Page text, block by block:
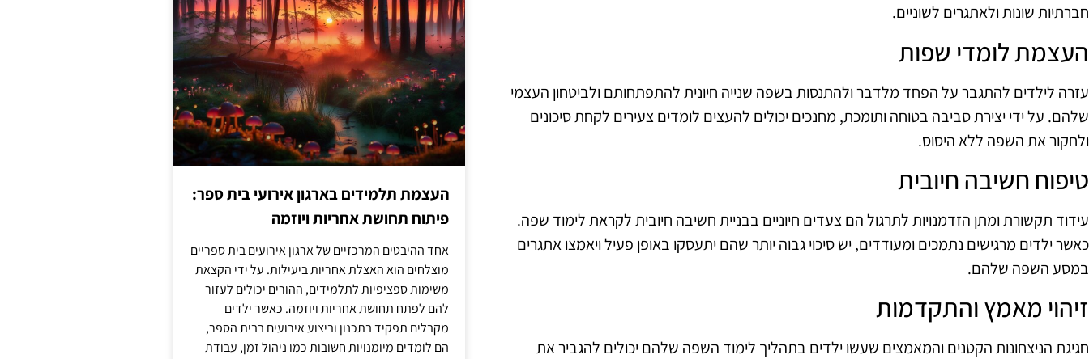
חברתיות שונות ולאתגרים לשוניים.
העצמת לומדי שפות
עזרה לילדים להתגבר על הפחד מלדבר ולהתנסות בשפה שנייה חיונית להתפתחותם ולביטחון העצמי
שלהם. על ידי יצירת סביבה בטוחה ותומכת, מחנכים יכולים להעצים לומדים צעירים לקחת סיכונים
ולחקור את השפה ללא היסוס.
טיפוח חשיבה חיובית
עידוד תקשורת ומתן הזדמנויות לתרגול הם צעדים חיוניים בבניית חשיבה חיובית לקראת לימוד שפה.
כאשר ילדים מרגישים נתמכים ומעודדים, יש סיכוי גבוה יותר שהם יתעסקו באופן פעיל ויאמצו אתגרים
במסע השפה שלהם.
זיהוי מאמץ והתקדמות
חגיגת הניצחונות הקטנים והמאמצים שעשו ילדים בתהליך לימוד השפה שלהם יכולים להגביר את
העצמת תלמידים בארגון אירועי בית ספר:
פיתוח תחושת אחריות ויוזמה
אחד ההיבטים המרכזיים של ארגון אירועים בית ספריים
מוצלחים הוא האצלת אחריות ביעילות. על ידי הקצאת
משימות ספציפיות לתלמידים, ההורים יכולים לעזור
להם לפתח תחושת אחריות ויוזמה. כאשר ילדים
מקבלים תפקיד בתכנון וביצוע אירועים בבית הספר,
הם לומדים מיומנויות חשובות כמו ניהול זמן, עבודת